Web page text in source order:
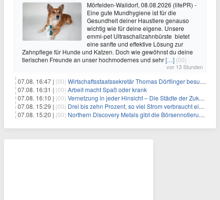
Mörfelden-Walldorf, 08.08.2026 (lifePR) -
Eine gute Mundhygiene ist für die
Gesundheit deiner Haustiere genauso
wichtig wie für deine eigene. Unsere
emmi-pet Ultraschallzahnbürste bietet
eine sanfte und effektive Lösung zur
Zahnpflege für Hunde und Katzen. Doch wie gewöhnst du deine
tierischen Freunde an unser hochmodernes und sehr[…] (00)
vor 13 Stunden
07.08. 16:47 | (00) Wirtschaftsstaatssekretär Thomas Dörflinger besucht Handwerksbetrieb im Kammerbezirk Freiburg
07.08. 16:31 | (00) Arbeit macht Spaß oder krank
07.08. 16:10 | (00) Vernetzung in jeder Hinsicht – Die Städte der Zukunft sind grün-blau
07.08. 15:29 | (00) Drei bis zehn Prozent, so viel Strom verbraucht ein Aufzug im Gebäude
07.08. 15:20 | (00) Northern Discovery Metals gibt die Börsennotierung an der Frankfurter Wertpapierbörse bekannt